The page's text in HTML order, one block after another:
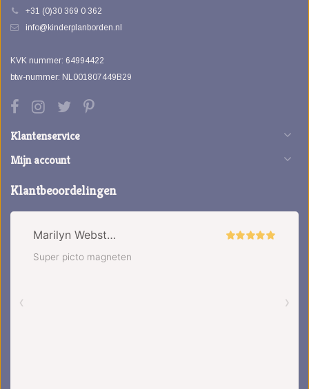
+31 (0)30 369 0 362
info@kinderplanborden.nl
KVK nummer: 64994422
btw-nummer: NL001807449B29
Klantenservice
Mijn account
Klantbeoordelingen